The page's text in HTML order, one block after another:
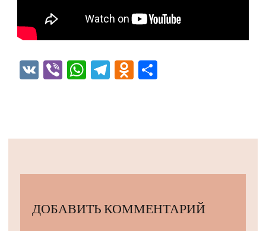
VK ViberWhatsApp
Telegram
Odnoklassniki
ДОБАВИТЬ КОММЕНТАРИЙ